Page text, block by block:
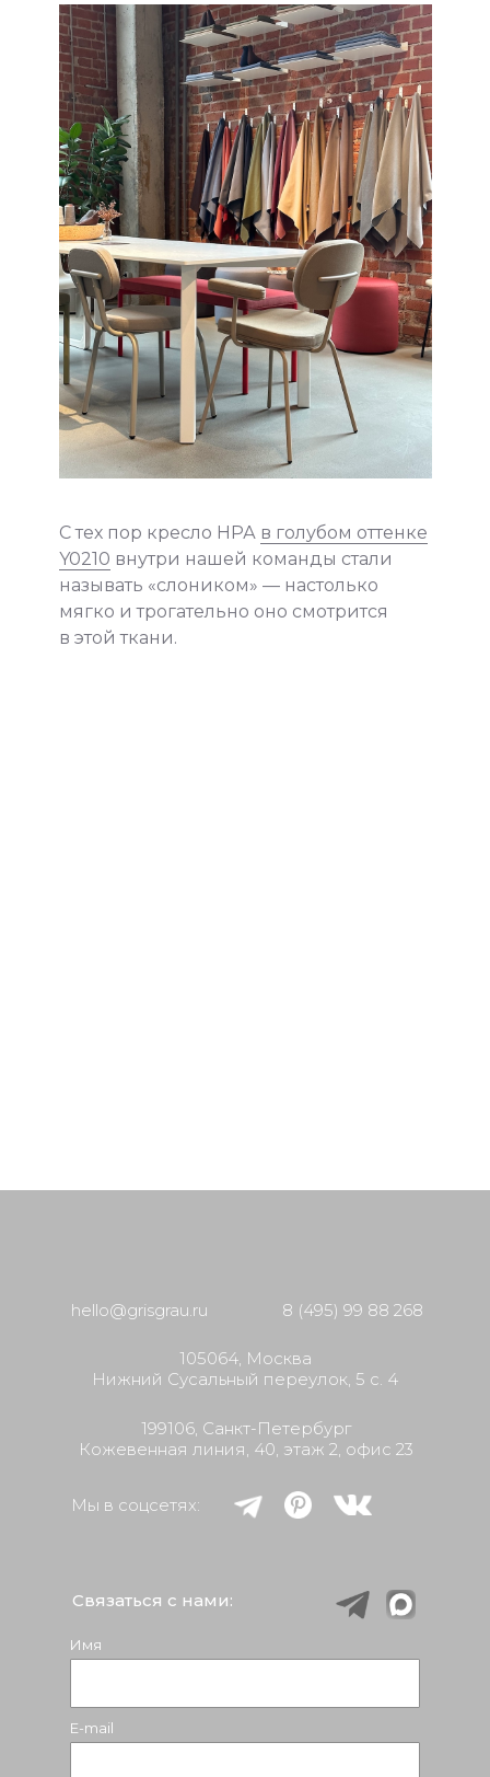
С тех пор кресло НРА в голубом оттенке
Y0210 внутри нашей команды стали
называть «слоником» — настолько
мягко и трогательно оно смотрится
в этой ткани.
199106, Cанкт-Петербург
Кожевенная линия, 40, этаж 2, офис 23
Мы в соцсетях:
105064, Москва
Нижний Сусальный переулок, 5 с. 4
Связаться с нами:
Имя
E-mail
8 (495) 99 88 268
hello@grisgrau.ru